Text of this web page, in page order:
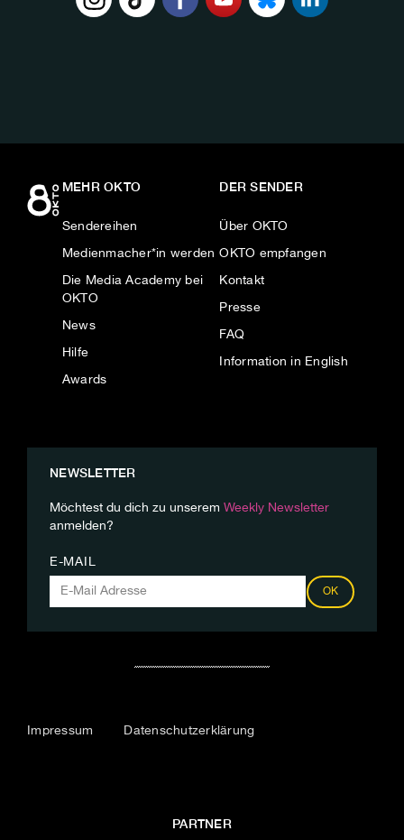
MEHR OKTO
Sendereihen
Medienmacher*in werden
Die Media Academy bei
OKTO
News
Hilfe
Awards
DER SENDER
Über OKTO
OKTO empfangen
Kontakt
Presse
FAQ
Information in English
NEWSLETTER
Möchtest du dich zu unserem Weekly Newsletter
anmelden?
E-MAIL
OK
Impressum Datenschutzerklärung
PARTNER